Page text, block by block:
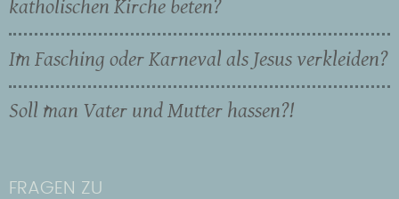
katholischen Kirche beten?
Im Fasching oder Karneval als Jesus verkleiden?
Soll man Vater und Mutter hassen?!
FRAGEN ZU